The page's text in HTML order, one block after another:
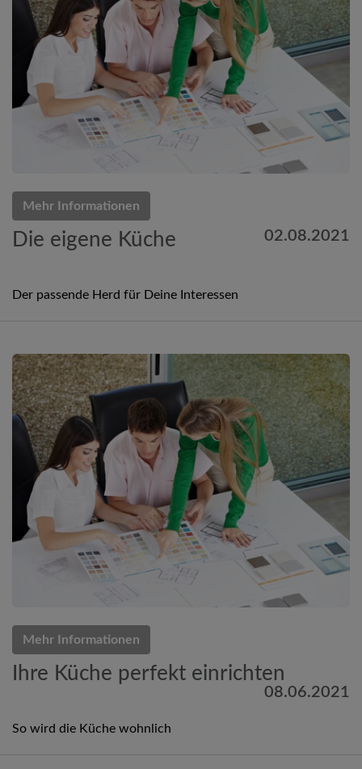
Mehr Informationen
Die eigene Küche 02.08.2021
Der passende Herd für Deine Interessen
Mehr Informationen
Ihre Küche perfekt einrichten
08.06.2021
So wird die Küche wohnlich